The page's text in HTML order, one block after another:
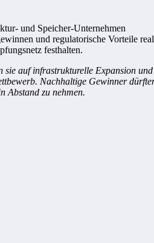
und Speicher-Unternehmen
und regulatorische Vorteile
festhalten.
sie auf infrastrukturelle Expansion und
Nachhaltige Gewinner
Abstand zu nehmen.